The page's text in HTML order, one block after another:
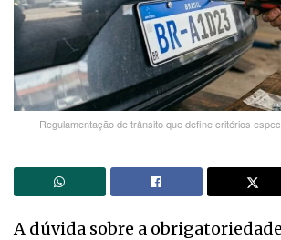
Regulamentação de trânsito que define critérios
A dúvida sobre a